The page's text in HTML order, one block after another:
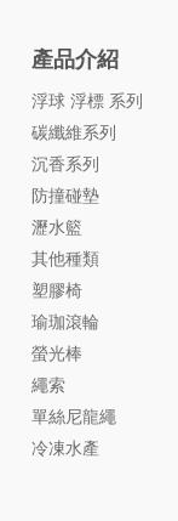
產品介紹
浮球 浮標 系列
碳纖維系列
沉香系列
防撞碰墊
瀝水籃
其他種類
塑膠椅
瑜珈滾輪
螢光棒
繩索
單絲尼龍繩
冷凍水產